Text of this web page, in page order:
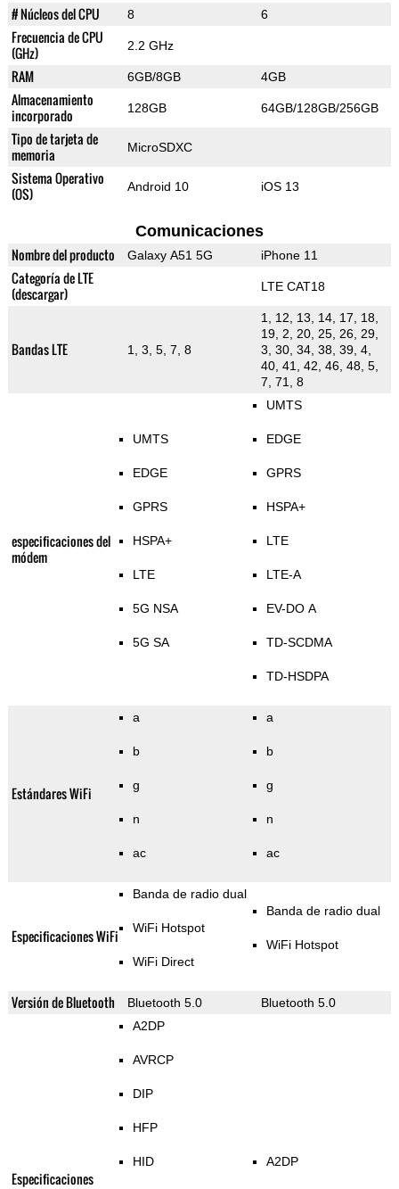
# Núcleos del CPU 8 6
Frecuencia de CPU
(GHz)
2.2 GHz
RAM 6GB/8GB 4GB
Almacenamiento
incorporado
128GB 64GB/128GB/256GB
Tipo de tarjeta de
memoria
MicroSDXC
Sistema Operativo
(OS)
Android 10 iOS 13
Comunicaciones
Nombre del producto Galaxy A51 5G iPhone 11
Categoría de LTE
(descargar)
LTE CAT18
Bandas LTE 1, 3, 5, 7, 8
1, 12, 13, 14, 17, 18,
19, 2, 20, 25, 26, 29,
3, 30, 34, 38, 39, 4,
40, 41, 42, 46, 48, 5,
7, 71, 8
especificaciones del
módem
UMTS
EDGE
GPRS
HSPA+
LTE
5G NSA
5G SA
UMTS
EDGE
GPRS
HSPA+
LTE
LTE-A
EV-DO A
TD-SCDMA
TD-HSDPA
Estándares WiFi
a
b
g
n
ac
a
b
g
n
ac
Especificaciones WiFi
Banda de radio dual
WiFi Hotspot
WiFi Direct
Banda de radio dual
WiFi Hotspot
Versión de Bluetooth Bluetooth 5.0 Bluetooth 5.0
Especificaciones
A2DP
AVRCP
DIP
HFP
HID A2DP